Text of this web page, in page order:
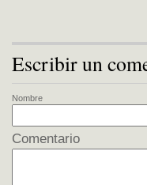
Escribir un
Nombre
Comentario